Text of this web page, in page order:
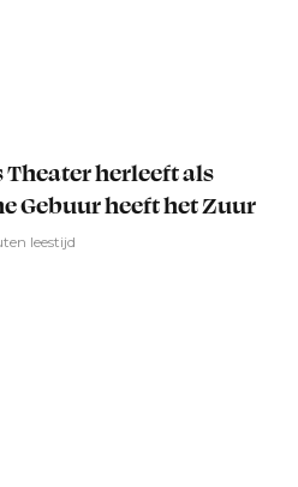
herleeft als
Gebuur heeft het Zuur
leestijd